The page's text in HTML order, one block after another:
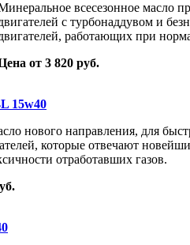
всесезонное масло
с турбонаддувом и
работающих при
от 3 820 руб.
15w40
нового направления, для
которые отвечают
отработавших газов.